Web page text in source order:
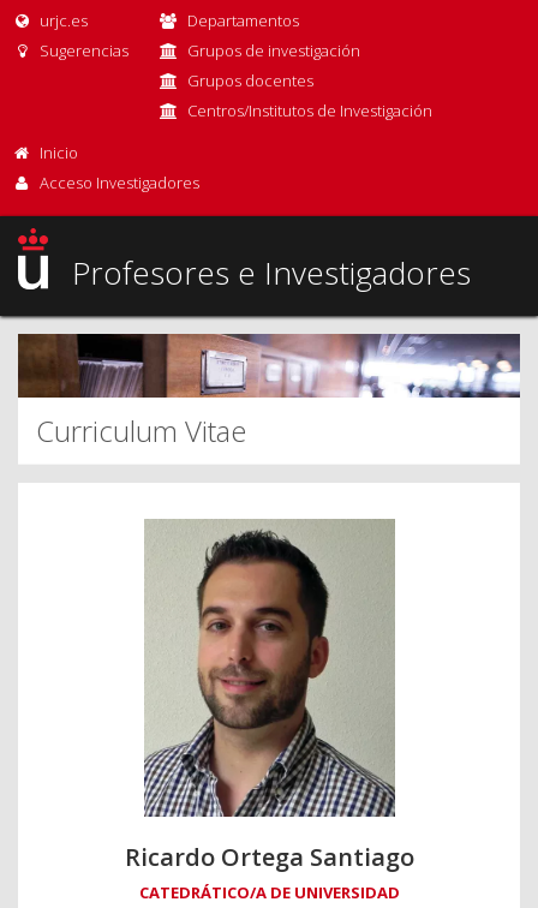
urjc.es
Sugerencias
Departamentos
Grupos de investigación
Grupos docentes
Centros/Institutos de Investigación
Inicio
Acceso Investigadores
Profesores e Investigadores
Curriculum Vitae
Ricardo Ortega Santiago
CATEDRÁTICO/A DE UNIVERSIDAD